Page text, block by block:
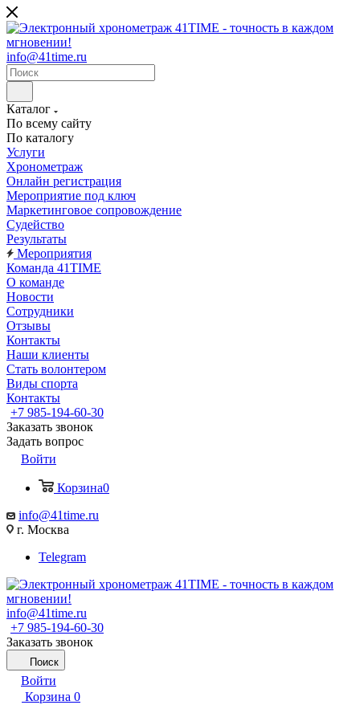
info@41time.ru
Каталог
По всему сайту
По каталогу
Услуги
Хронометраж
Онлайн регистрация
Мероприятие под ключ
Маркетинговое сопровождение
Судейство
Результаты
Мероприятия
Команда 41TIME
О команде
Новости
Сотрудники
Отзывы
Контакты
Наши клиенты
Стать волонтером
Виды спорта
Контакты
+7 985-194-60-30
Заказать звонок
Задать вопрос
Войти
Корзина0
info@41time.ru
г. Москва
Telegram
info@41time.ru
+7 985-194-60-30
Заказать звонок
Поиск
Войти
Корзина 0